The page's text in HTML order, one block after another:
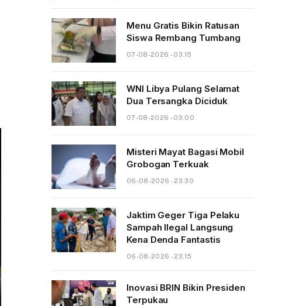
Menu Gratis Bikin Ratusan
Siswa Rembang Tumbang
07-08-2026 - 03.15
WNI Libya Pulang Selamat
Dua Tersangka Diciduk
07-08-2026 - 03.00
Misteri Mayat Bagasi Mobil
Grobogan Terkuak
06-08-2026 - 23.30
Jaktim Geger Tiga Pelaku
Sampah Ilegal Langsung
Kena Denda Fantastis
06-08-2026 - 23.15
Inovasi BRIN Bikin Presiden
Terpukau